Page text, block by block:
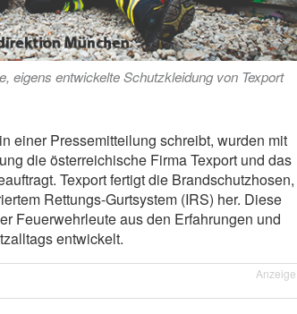
eigens entwickelte Schutzkleidung von Texport
einer Pressemitteilung schreibt, wurden mit
die österreichische Firma Texport und das
Texport fertigt die Brandschutzhosen,
Rettungs-Gurtsystem (IRS) her. Diese
Feuerwehrleute aus den Erfahrungen und
entwickelt.
Anzeige